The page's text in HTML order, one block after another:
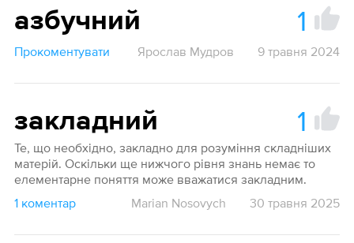
азбучний 1
Прокоментувати Ярослав Мудров 9 травня 2024
закладний 1
Те, що необхідно, закладно для розуміння складніших
матерій. Оскільки ще нижчого рівня знань немає то
елементарне поняття може вважатися закладним.
1 коментар
Marian Nosovych 30 травня 2025